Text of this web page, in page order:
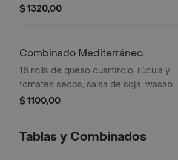
Jengibre y Palitos
$ 1320,00
Combinado Mediterráneo
Crocante X 18
18 rolls de queso cuartirolo, rúcula y
tomates secos, salsa de soja, wasabi,
jengibre, palitos.
$ 1100,00
Tablas y Combinados